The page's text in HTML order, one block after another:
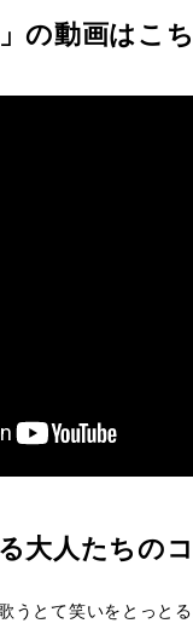
の動画はこ
大人たちの
うとて笑いをとっと